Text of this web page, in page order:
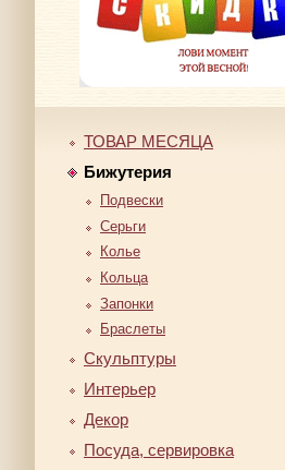
ТОВАР МЕСЯЦА
Бижутерия
Подвески
Серьги
Колье
Кольца
Запонки
Браслеты
Скульптуры
Интерьер
Декор
Посуда, сервировка